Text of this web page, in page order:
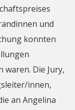
und
konnten
waren. Die Jury,
innen,
an Angelina